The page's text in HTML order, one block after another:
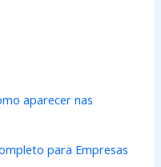
aparecer nas
para Empresas